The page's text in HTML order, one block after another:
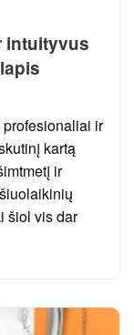
intuityvus
ir
kartą
ir
šiol vis dar